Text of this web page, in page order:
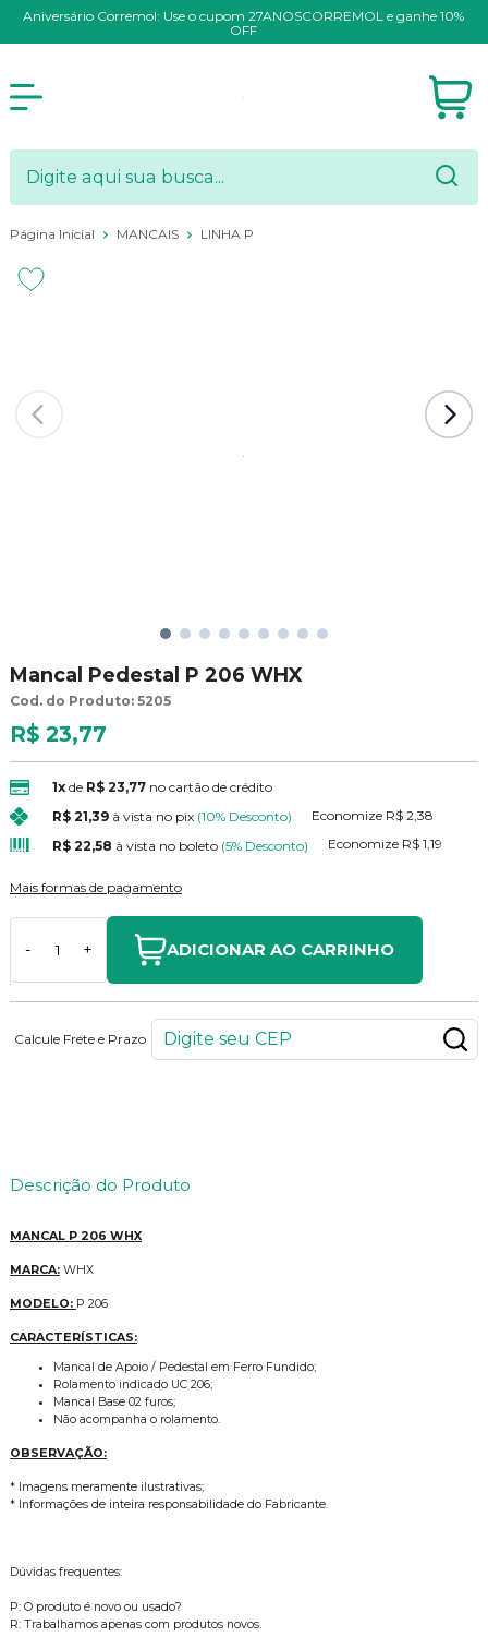
Aniversário Corremol: Use o cupom 27ANOSCORREMOL e ganhe 10%
OFF
Página Inicial MANCAIS LINHA P
Mancal Pedestal P 206 WHX
Cod. do Produto: 5205
R$ 23,77
1xde R$ 23,77 no cartão de crédito
R$ 21,39 à vista no pix (10% Desconto) Economize R$ 2,38
R$ 22,58 à vista no boleto (5% Desconto) Economize R$ 1,19
Mais formas de pagamento
- + ADICIONAR AO CARRINHO
Calcule Frete e Prazo
Descrição do Produto
MANCAL P 206 WHX
MARCA:WHX
MODELO: P 206
CARACTERÍSTICAS:
Mancal de Apoio / Pedestal em Ferro Fundido;
Rolamento indicado UC 206;
Mancal Base 02 furos;
Não acompanha o rolamento.
OBSERVAÇÃO:
* Imagens meramente ilustrativas;
* Informações de inteira responsabilidade do Fabricante.
Dúvidas frequentes:
P: O produto é novo ou usado?
R: Trabalhamos apenas com produtos novos.